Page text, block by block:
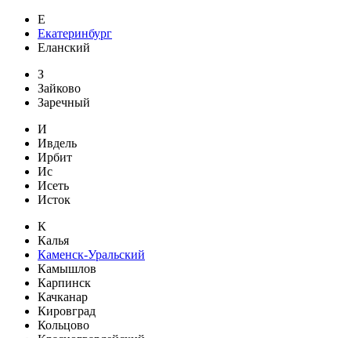
Е
Екатеринбург
Еланский
З
Зайково
Заречный
И
Ивдель
Ирбит
Ис
Исеть
Исток
К
Калья
Каменск-Уральский
Камышлов
Карпинск
Качканар
Кировград
Кольцово